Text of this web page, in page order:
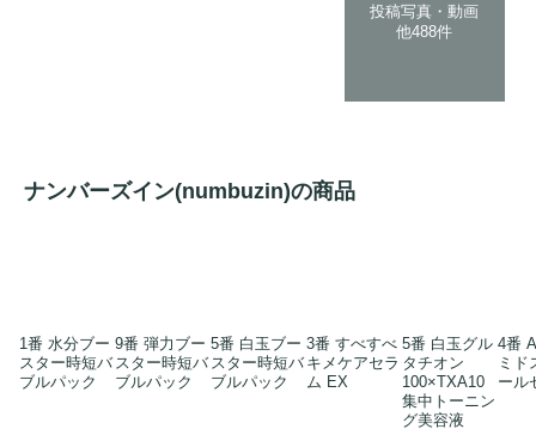
投稿写真・動画
他488件
ナンバーズイン(numbuzin)の商品
1番 水分ブー
スター時短バ
ブルパック
9番 弾力ブー
スター時短バ
ブルパック
5番 白玉ブー
スター時短バ
ブルパック
3番 すべすべ
キメケアセラ
ム EX
5番 白玉グル
タチオン
100×TXA10
集中トーニン
グ美容液
4番
ミド
ール